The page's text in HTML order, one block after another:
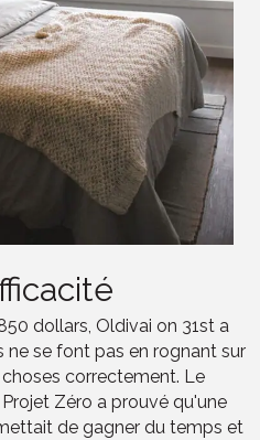
dollars, Oldivai on 31st a
se font pas en rognant sur
correctement. Le
Zéro a prouvé qu'une
de gagner du temps et